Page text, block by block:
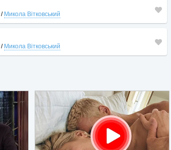
/ Микола Вітковський
/ Микола Вітковський